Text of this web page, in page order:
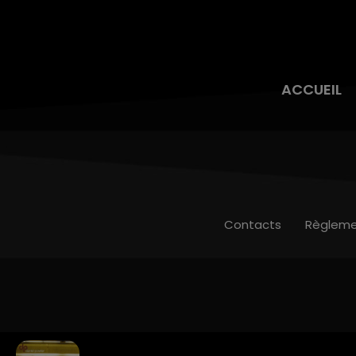
ACCUEIL
Contacts